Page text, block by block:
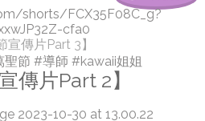
shorts/FCX35F08C_g?
cfa0
宣傳片Part 3】
聖節 #導師 #kawaii姐姐
傳片Part 2】